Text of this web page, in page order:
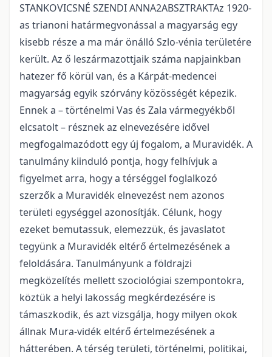
STANKOVICSNÉ SZENDI ANNA2ABSZTRAKTAz 1920-
as trianoni határmegvonással a magyarság egy
kisebb része a ma már önálló Szlo-vénia területére
került. Az ő leszármazottjaik száma napjainkban
hatezer fő körül van, és a Kárpát-medencei
magyarság egyik szórvány közösségét képezik.
Ennek a – történelmi Vas és Zala vármegyékből
elcsatolt – résznek az elnevezésére idővel
megfogalmazódott egy új fogalom, a Muravidék. A
tanulmány kiinduló pontja, hogy felhívjuk a
figyelmet arra, hogy a térséggel foglalkozó
szerzők a Muravidék elnevezést nem azonos
területi egységgel azonosítják. Célunk, hogy
ezeket bemutassuk, elemezzük, és javaslatot
tegyünk a Muravidék eltérő értelmezésének a
feloldására. Tanulmányunk a földrajzi
megközelítés mellett szociológiai szempontokra,
köztük a helyi lakosság megkérdezésére is
támaszkodik, és azt vizsgálja, hogy milyen okok
állnak Mura-vidék eltérő értelmezésének a
hátterében. A térség területi, történelmi, politikai,